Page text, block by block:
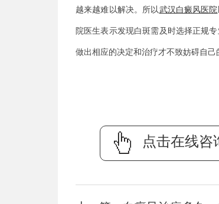
越来越难以解决。所以武汉白癜风医院
院医生表示发现白斑需及时选择正规
做出相应的决定和治疗才不致妨碍自己
点击在线咨